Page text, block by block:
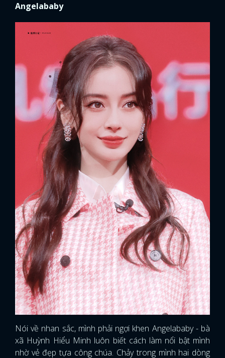
Angelababy
Nói về nhan sắc, mình phải ngợi khen Angelababy - bà
xã Huỳnh Hiểu Minh luôn biết cách làm nổi bật mình
nhờ vẻ đẹp tựa công chúa. Chảy trong mình hai dòng